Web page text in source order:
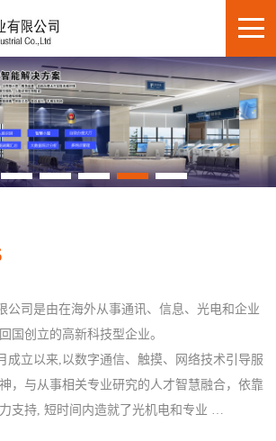
司是由在海外从事通讯、信息、光电和企业
国创立的高新科技型企业。
立以来,以数字通信、触摸、网络技术引导服
，与从事相关专业研究的人才智慧融合，依靠
支持, 短时间内造就了光机电和专业 …